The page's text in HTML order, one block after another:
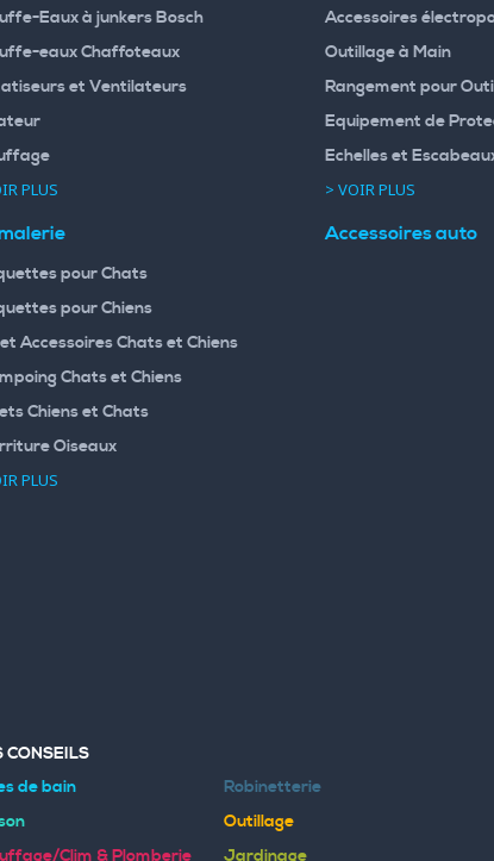
Eaux à junkers Bosch
eaux Chaffoteaux
et Ventilateurs
PLUS
Accessoires
Outillage à Main
Rangement pour
Equipement de
Echelles et
> VOIR PLUS
pour Chats
pour Chiens
Accessoires Chats et Chiens
Chats et Chiens
Chiens et Chats
Oiseaux
PLUS
Accessoires auto
CONSEILS
de bain
Robinetterie
Outillage
Clim & Plomberie
Jardinage